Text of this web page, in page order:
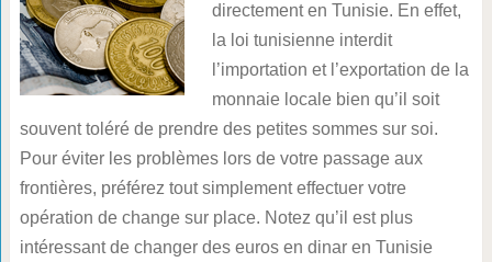
directement en Tunisie. En effet,
la loi tunisienne interdit
l’importation et l’exportation de la
monnaie locale bien qu’il soit
souvent toléré de prendre des petites sommes sur soi.
Pour éviter les problèmes lors de votre passage aux
frontières, préférez tout simplement effectuer votre
opération de change sur place. Notez qu’il est plus
intéressant de changer des euros en dinar en Tunisie